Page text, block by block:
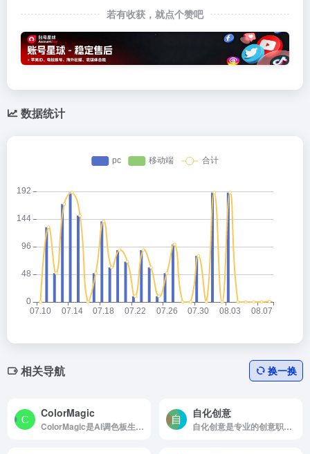
若有收获，就点个赞吧
数据统计
相关导航 换一换
ColorMagic
ColorMagic是AI调色板生成工具
自化创意
自化创意是专业的创意职业技能在线学习平台